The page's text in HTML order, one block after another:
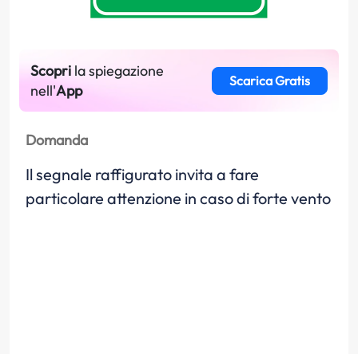
Scopri la spiegazione
nell'App
Scarica Gratis
Domanda
Il segnale raffigurato invita a fare
particolare attenzione in caso di forte vento